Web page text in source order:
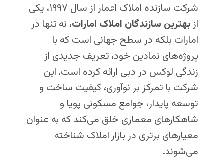
شرکت سازنده املاک اعمار از
سال ۱۹۹۷، یکی
ازبهترین سازندگان املاک امارات، نه تنها در
امارات بلکه در سطح جهانی است که با
پروژه‌های نمادین خود، تعریف جدیدی از
زندگی لوکس در دبی ارائه کرده است. این
شرکت با تمرکز بر نوآوری، کیفیت ساخت و
توسعه پایدار، جوامع مسکونی پویا و
شاهکارهای معماری خلق می‌کند که به عنوان
معیارهای برتری در بازار املاک شناخته
می‌شوند.